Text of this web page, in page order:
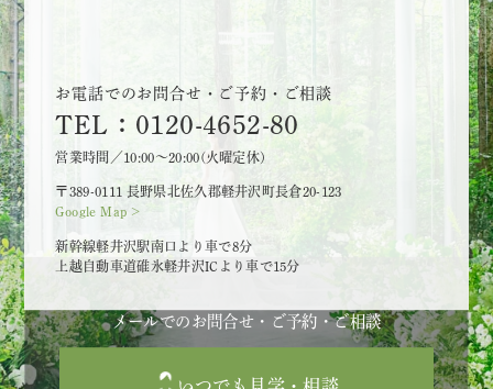
お電話でのお問合せ・ご予約・ご相談
TEL：0120-4652-80
営業時間／10:00～20:00(火曜定休)
〒389-0111 長野県北佐久郡軽井沢町長倉20-123
Google Map >
新幹線軽井沢駅南口より車で8分
上越自動車道碓氷軽井沢ICより車で15分
メールでのお問合せ・ご予約・ご相談
いつでも見学・相談